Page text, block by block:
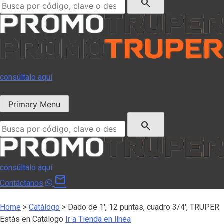
consúltalo aquí
Primary Menu
search
consúltalo aquí
Contáctanos
mail
Home > Catálogo > Dado de 1′, 12 puntas, cuadro 3/4′, TRUPER
Estás en Catálogo Ir a Tienda en línea